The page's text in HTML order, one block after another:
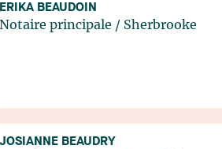
ERIKA BEAUDOIN
Notaire principale / Sherbrooke
JOSIANNE BEAUDRY